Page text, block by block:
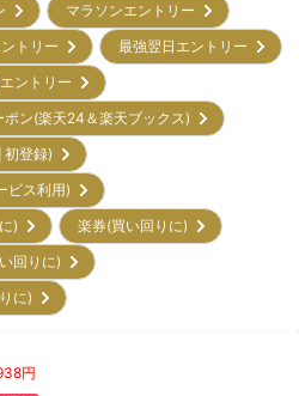
マラソンエントリー
ントリー
最強翌日エントリー
エントリー
ポン(楽天24＆楽天ブックス)
初登録)
ビス利用)
に)
楽券(買い回りに)
い回りに)
りに)
円